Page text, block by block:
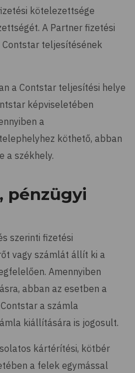
kötelezettsége
A Partner fizetési
teljesítésének
a Contstar teljesítési helye
képviseletében
a
köthető, abban
a székhely.
pénzügyi
szerinti fizetési
vagy számlát állít ki a
Amennyiben
abban az esetben a
a számla
kiállítására is jogosult.
kártérítési, kötbér
a felek egymással